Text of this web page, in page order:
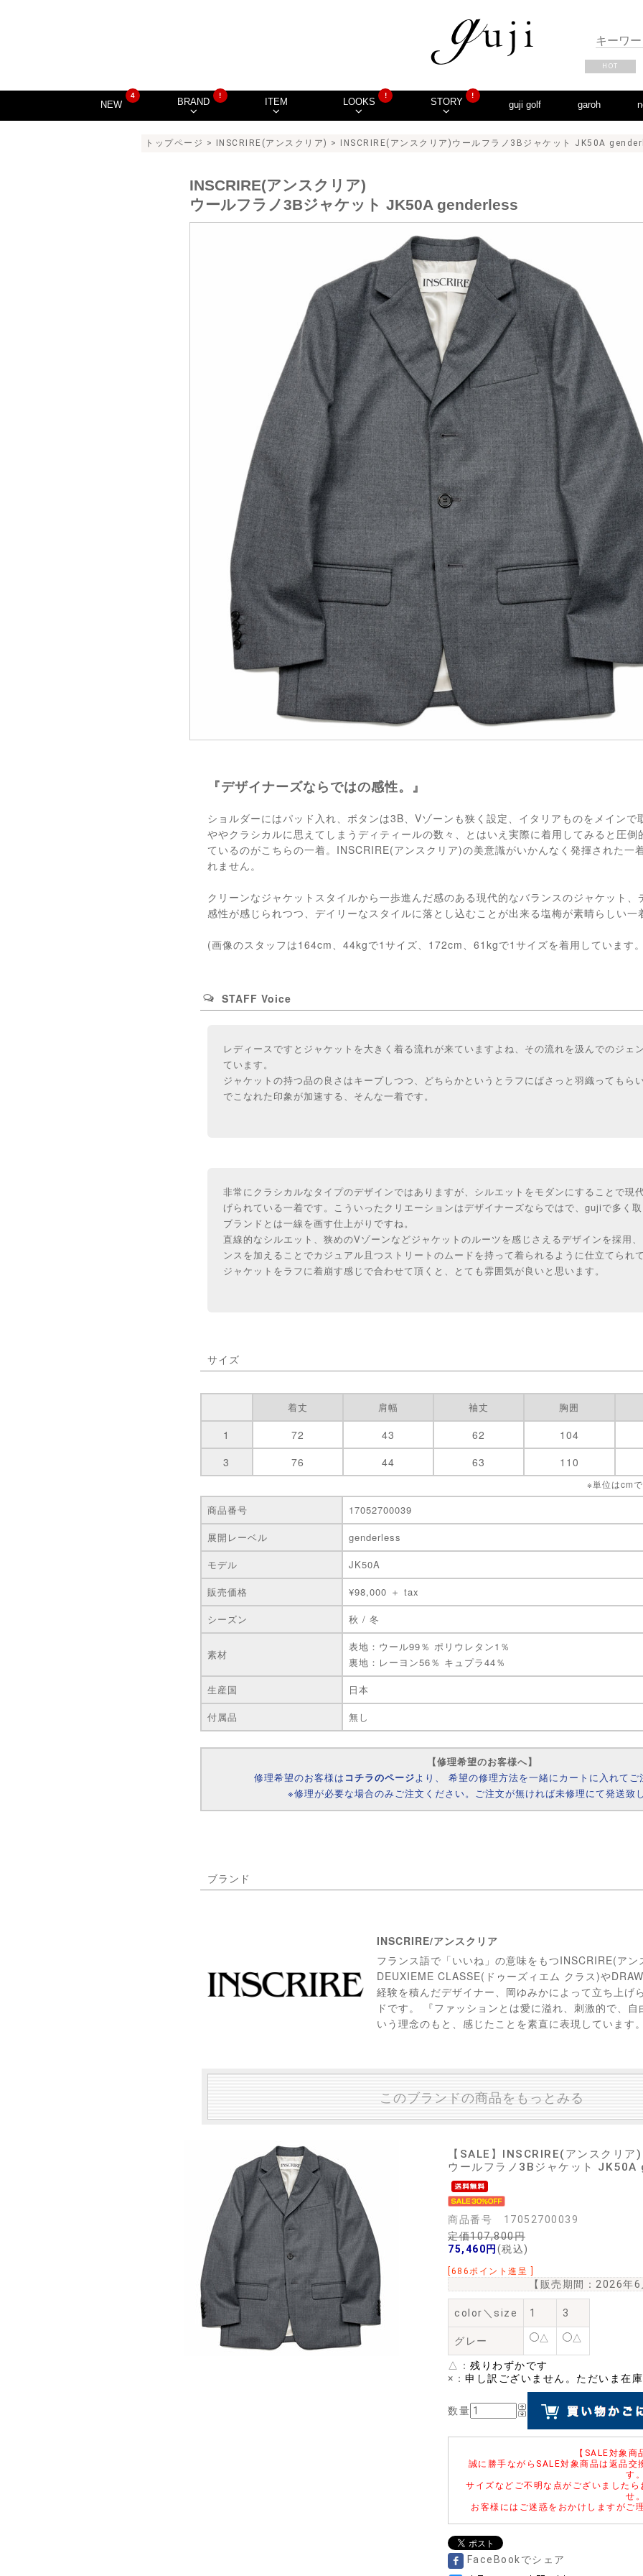
HOT
NEW
4
BRAND
!
ITEM LOOKS
!
STORY
!
guji golf garoh
トップページ > INSCRIRE(アンスクリア) > INSCRIRE(アンスクリア)ウールフラノ3Bジャケット JK50A
『デザイナーズならではの感性。』
ショルダーにはパッド入れ、ボタンは3B、Vゾーンも狭く設定、イタリアものをメインで
ややクラシカルに思えてしまうディティールの数々、とはいえ実際に着用してみると圧倒
ているのがこちらの一着。INSCRIRE(アンスクリア)の美意識がいかんなく発揮された一
れません。
クリーンなジャケットスタイルから一歩進んだ感のある現代的なバランスのジャケット、
感性が感じられつつ、デイリーなスタイルに落とし込むことが出来る塩梅が素晴らしい一
(画像のスタッフは164cm、44kgで1サイズ、172cm、61kgで1サイズを着用しています
STAFF Voice
レディースですとジャケットを大きく着る流れが来ていますよね、その流れを汲んでのジェ
ています。
ジャケットの持つ品の良さはキープしつつ、どちらかというとラフにばさっと羽織ってもら
でこなれた印象が加速する、そんな一着です。
非常にクラシカルなタイプのデザインではありますが、シルエットをモダンにすることで現
げられている一着です。こういったクリエーションはデザイナーズならではで、gujiで多く
ブランドとは一線を画す仕上がりですね。
直線的なシルエット、狭めのVゾーンなどジャケットのルーツを感じさえるデザインを採用
ンスを加えることでカジュアル且つストリートのムードを持って着られるように仕立てられて
ジャケットをラフに着崩す感じで合わせて頂くと、とても雰囲気が良いと思います。
サイズ
着丈 肩幅 袖丈 胸囲
1 72 43 62 104
3
76 44 63 110
※単位はcm
商品番号
17052700039
展開レーベル
genderless
モデル
JK50A
販売価格
¥98,000 ＋ tax
シーズン
秋 / 冬
素材
表地：ウール99％ ポリウレタン1％
裏地：レーヨン56％ キュプラ44％
生産国
日本
付属品
無し
【修理希望のお客様へ】
修理希望のお客様は コチラのページより、 希望の修理方法を一緒にカートに入れてご
※修理が必要な場合のみご注文ください。ご注文が無ければ未修理にて発送致し
ブランド
INSCRIRE/アンスクリア
フランス語で「いいね」の意味をもつINSCRIRE(アン
DEUXIEME CLASSE(ドゥーズィエム クラス)や
経験を積んだデザイナー、岡ゆみかによって立ち上げ
ドです。 『ファッションとは愛に溢れ、刺激的で、自
いう理念のもと、感じたことを素直に表現しています。
このブランドの商品をもっとみる
【SALE】 INSCRIRE(アンスクリア)
ウールフラノ3Bジャケット
商品番号 17052700039
定価107,800円
75,460円 (税込)
[686ポイント進呈 ]
【販売期間： 2026年6
color＼size 1 3
グレー △ △
△： 残りわずかです
×： 申し訳ございません。ただいま在庫
数量
【SALE対象商
誠に勝手ながらSALE対象商品は返品交
す。
サイズなどご不明な点がございました
せ。
お客様にはご迷惑をおかけしますがご
FaceBookでシェア